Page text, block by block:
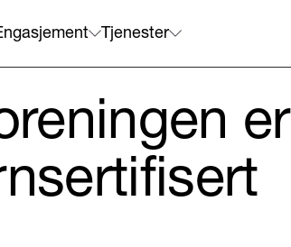
Tjenester
er